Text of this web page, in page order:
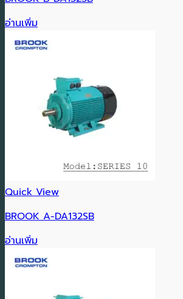
อ่านเพิ่ม
Quick View
BROOK A-DA132SB
อ่านเพิ่ม